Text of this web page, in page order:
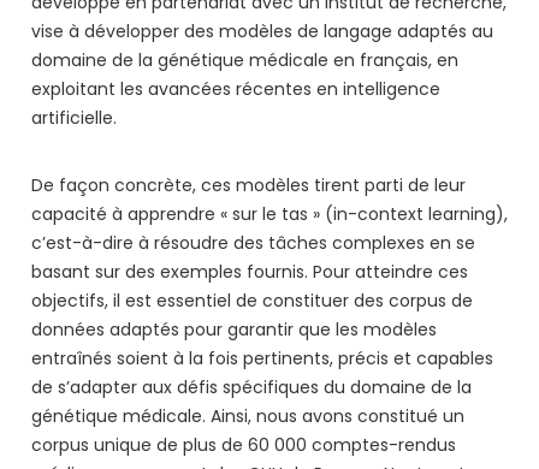
vise à développer des modèles de langage adaptés au
domaine de la génétique médicale en français, en
exploitant les avancées récentes en intelligence
artificielle.
De façon concrète, ces modèles tirent parti de leur
capacité à apprendre « sur le tas » (in-context learning),
c’est-à-dire à résoudre des tâches complexes en se
basant sur des exemples fournis. Pour atteindre ces
objectifs, il est essentiel de constituer des corpus de
données adaptés pour garantir que les modèles
entraînés soient à la fois pertinents, précis et capables
de s’adapter aux défis spécifiques du domaine de la
génétique médicale. Ainsi, nous avons constitué un
corpus unique de plus de 60 000 comptes-rendus